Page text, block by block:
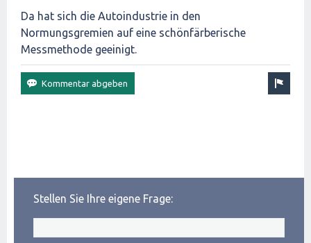
Da hat sich die Autoindustrie in den
Normungsgremien auf eine schönfärberische
Messmethode geeinigt.
Stellen Sie Ihre eigene Frage: